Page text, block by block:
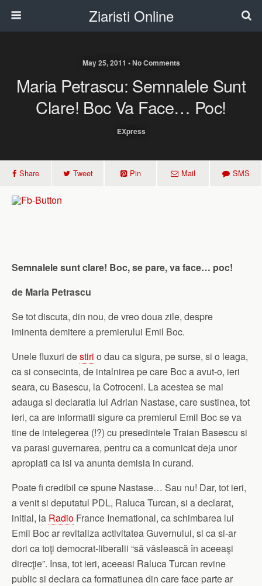
Ziaristi Online
May 25, 2011 • No Comments
Maria Petrascu: Semnalele Sunt
Clare! Boc Va Face… Poc!
EXpress
Share Tweet Pin Mail SMS
Semnalele sunt clare! Boc, se pare, va face… poc!
de Maria Petrascu
Se tot discuta, din nou, de vreo doua zile, despre
iminenta demitere a premierului Emil Boc.
Unele fluxuri destiri o dau ca sigura, pe surse, si o leaga,
ca si consecinta, de intalnirea pe care Boc a avut-o, ieri
seara, cu Basescu, la Cotroceni. La acestea se mai
adauga si declaratia lui Adrian Nastase, care sustinea, tot
ieri, ca are informatii sigure ca premierul Emil Boc se va
tine de intelegerea (!?) cu presedintele Traian Basescu si
va parasi guvernarea, pentru ca a comunicat deja unor
apropiati ca isi va anunta demisia in curand.
Poate fi credibil ce spune Nastase… Sau nu! Dar, tot ieri,
a venit si deputatul PDL, Raluca Turcan, si a declarat,
initial, la Radio France Inernational, ca schimbarea lui
Emil Boc ar revitaliza activitatea Guvernului, si ca si-ar
dori ca toţi democrat-liberalii “să vâslească în aceeaşi
direcţie”. Insa, tot ieri, aceeasi Raluca Turcan revine
public si declara ca formatiunea din care face parte ar